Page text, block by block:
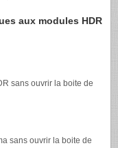
aux modules HDR
sans ouvrir la boite de
sans ouvrir la boite de